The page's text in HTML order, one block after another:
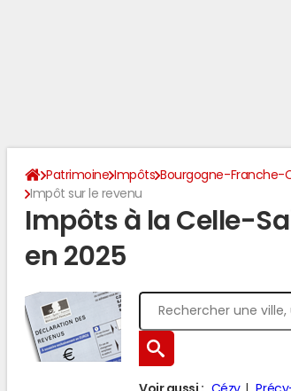
Patrimoine Impôts Bourgogne-Franche-
Impôt sur le revenu
Impôts à la Celle-
en 2025
Voir aussi : Cézy